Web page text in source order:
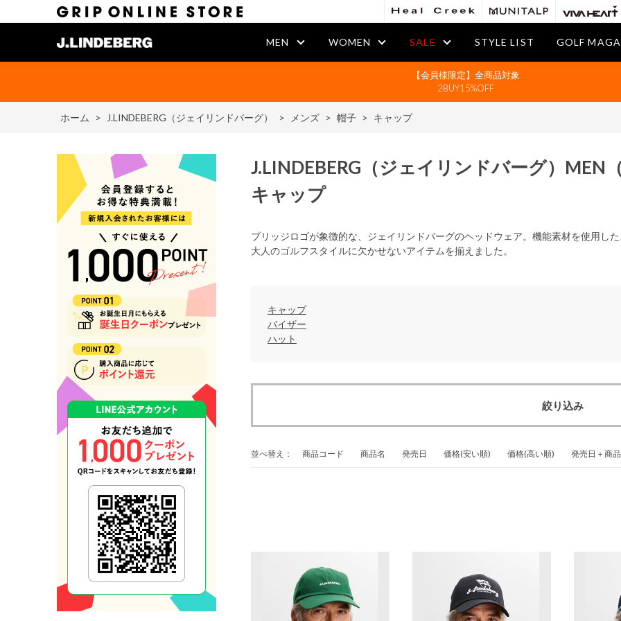
MEN WOMEN SALE STYLE LIST GOLF
【会員様限定】全商品対象
2BUY15%OFF
ホーム > J.LINDEBERG（ジェイリンドバーグ） > メンズ > 帽子 > キャップ
キャップ
J.LINDEBERG （ジェイリンドバーグ） MEN
ブリッジロゴが象徴的な、ジェイリンドバーグのヘッドウェア。機能素材を使用し
大人のゴルフスタイルに欠かせないアイテムを揃えました。
キャップ
バイザー
ハット
絞り込み
並べ替え： 商品コード 商品名 発売日 価格(安い順) 価格(高い順) 発売日＋商